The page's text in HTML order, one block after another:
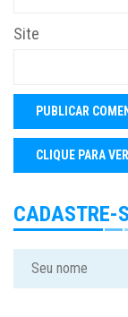
Site
CADASTRE-